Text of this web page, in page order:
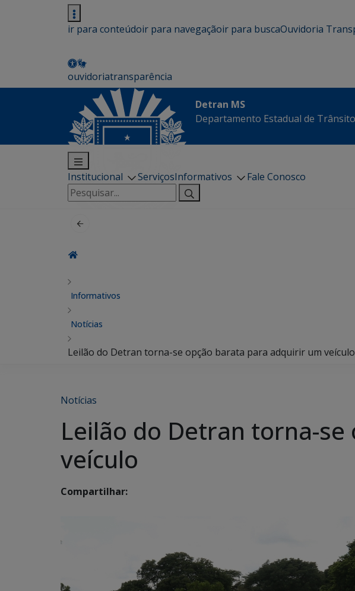
ir para conteúdoir para navegaçãoir para buscaOuvidoria
ouvidoriatransparência
Detran MS
Departamento Estadual de
Institucional ServiçosInformativos
Fale Conosco
Pesquisar
por:
Informativos
Notícias
Leilão do Detran torna-se opção barata para adquirir um veículo
Notícias
Leilão do Detran torna-
veículo
Compartilhar: